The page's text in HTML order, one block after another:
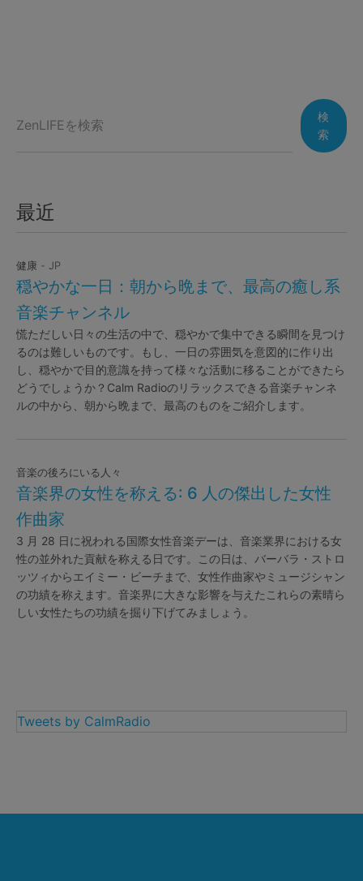
検
索
最近
健康 - JP
穏やかな一日：朝から晩まで、最高の癒し系
音楽チャンネル
慌ただしい日々の生活の中で、穏やかで集中できる瞬間を見つけ
るのは難しいものです。もし、一日の雰囲気を意図的に作り出
し、穏やかで目的意識を持って様々な活動に移ることができたら
どうでしょうか？Calm Radioのリラックスできる音楽チャンネ
ルの中から、朝から晩まで、最高のものをご紹介します。
音楽の後ろにいる人々
音楽界の女性を称える: 6 人の傑出した女性
作曲家
3 月 28 日に祝われる国際女性音楽デーは、音楽業界における女
性の並外れた貢献を称える日です。この日は、バーバラ・ストロ
ッツィからエイミー・ビーチまで、女性作曲家やミュージシャン
の功績を称えます。音楽界に大きな影響を与えたこれらの素晴ら
しい女性たちの功績を掘り下げてみましょう。
Tweets by CalmRadio